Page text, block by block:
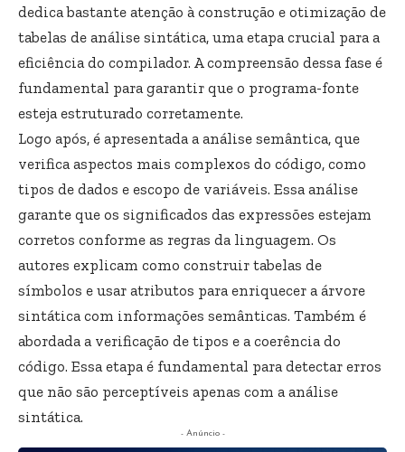
dedica bastante atenção à construção e otimização de
tabelas de análise sintática, uma etapa crucial para a
eficiência do compilador. A compreensão dessa fase é
fundamental para garantir que o programa-fonte
esteja estruturado corretamente.
Logo após, é apresentada a análise semântica, que
verifica aspectos mais complexos do código, como
tipos de dados e escopo de variáveis. Essa análise
garante que os significados das expressões estejam
corretos conforme as regras da linguagem. Os
autores explicam como construir tabelas de
símbolos e usar atributos para enriquecer a árvore
sintática com informações semânticas. Também é
abordada a verificação de tipos e a coerência do
código. Essa etapa é fundamental para detectar erros
que não são perceptíveis apenas com a análise
sintática.
- Anúncio -